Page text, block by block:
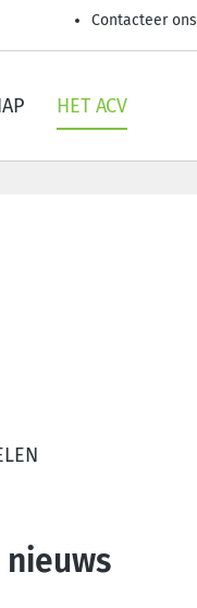
Contacteer ons
HET ACV
nieuws